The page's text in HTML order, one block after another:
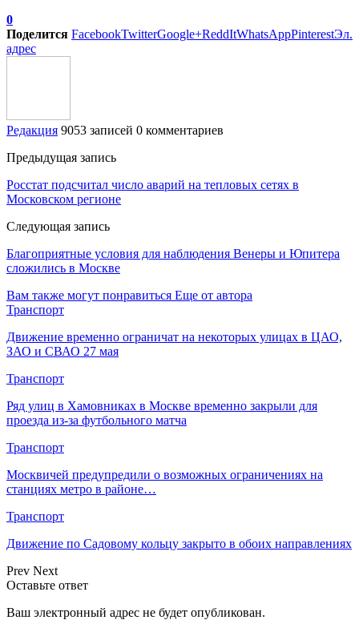
0
Поделится FacebookTwitterGoogle+ReddItWhatsAppPinterestЭл.
адрес
Редакция 9053 записей 0 комментариев
Предыдущая запись
Росстат подсчитал число аварий на тепловых сетях в
Московском регионе
Следующая запись
Благоприятные условия для наблюдения Венеры и Юпитера
сложились в Москве
Вам также могут понравиться Еще от автора
Транспорт
Движение временно ограничат на некоторых улицах в ЦАО,
ЗАО и СВАО 27 мая
Транспорт
Ряд улиц в Хамовниках в Москве временно закрыли для
проезда из-за футбольного матча
Транспорт
Москвичей предупредили о возможных ограничениях на
станциях метро в районе…
Транспорт
Движение по Садовому кольцу закрыто в обоих направлениях
Prev Next
Оставьте ответ
Ваш электронный адрес не будет опубликован.